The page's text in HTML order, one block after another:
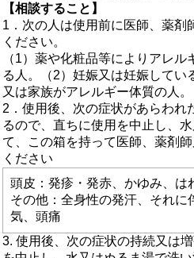
【相談すること】
1．次の人は使用前に医師、薬剤
ください。
（1）薬や化粧品等によりアレ
る人。（2）妊娠又は妊娠してい
又は家族がアレルギー体質の人。
2．使用後、次の症状があらわれ
るので、直ちに使用を中止し、
て、この箱を持って医師、薬剤
ください
頭皮：発疹・発赤、かゆみ、は
その他：全身性の発汗、それに
気、頭痛
3. 使用後、次の症状の持続又は